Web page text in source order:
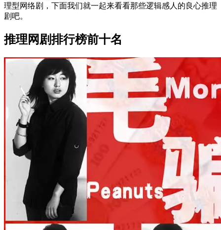
理型网络剧，下面我们就一起来看看那些逻辑感人的良心推理
剧吧。
推理网剧排行榜前十名